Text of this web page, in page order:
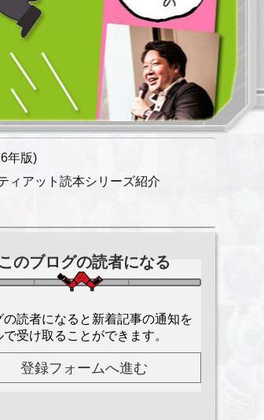
年版)
ィアット読本シリーズ紹介
このブログの読者になる
の読者になると新着記事の通知を
で受け取ることができます。